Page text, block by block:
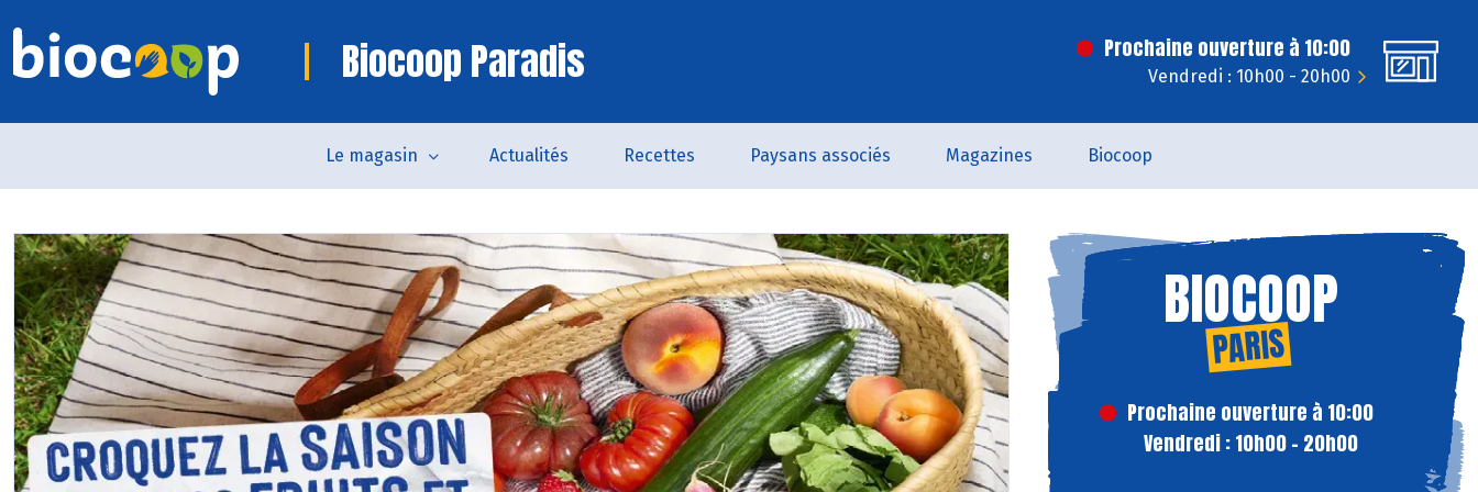
Biocoop Paradis Prochaine ouverture à 10:00
Vendredi : 10h00 - 20h00
Le magasin Actualités Recettes Paysans associés Magazines Biocoop
BIOCOOP
PARIS
Prochaine ouverture à 10:00
Vendredi : 10h00 - 20h00